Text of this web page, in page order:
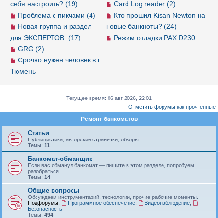
Card Log reader (2)
Кто прошил Kisan Newton на
новые банкноты? (24)
Режим отладки PAX D230
себя настроить? (19)
Проблема с пикчами (4)
Новая группа и раздел
для ЭКСПЕРТОВ. (17)
GRG (2)
Срочно нужен человек в г.
Тюмень
Текущее время: 06 авг 2026, 22:01
Отметить форумы как прочтённые
Ремонт банкоматов
Статьи
Публицистика, авторские странички, обзоры.
Темы: 11
Банкомат-обманщик
Если вас обманул банкомат — пишите в этом разделе, попробуем
разобраться.
Темы: 14
Общие вопросы
Обсуждаем инструментарий, технологии, прочие рабочие моменты.
Подфорумы:
Программное обеспечение, Видеонаблюдение,
Безопасность
Темы: 494